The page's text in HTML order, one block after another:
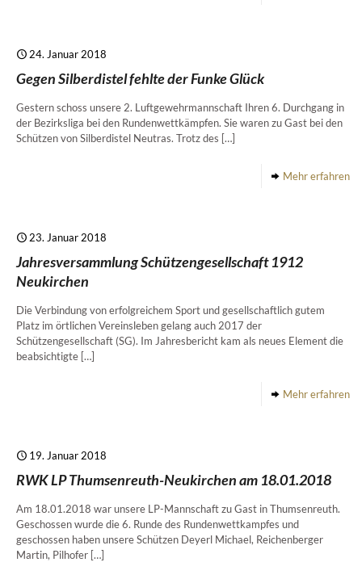
24. Januar 2018
Gegen Silberdistel fehlte der Funke Glück
Gestern schoss unsere 2. Luftgewehrmannschaft Ihren 6. Durchgang in
der Bezirksliga bei den Rundenwettkämpfen. Sie waren zu Gast bei den
Schützen von Silberdistel Neutras. Trotz des […]
Mehr erfahren
23. Januar 2018
Jahresversammlung Schützengesellschaft 1912
Neukirchen
Die Verbindung von erfolgreichem Sport und gesellschaftlich gutem
Platz im örtlichen Vereinsleben gelang auch 2017 der
Schützengesellschaft (SG). Im Jahresbericht kam als neues Element die
beabsichtigte […]
Mehr erfahren
19. Januar 2018
RWK LP Thumsenreuth-Neukirchen am 18.01.2018
Am 18.01.2018 war unsere LP-Mannschaft zu Gast in Thumsenreuth.
Geschossen wurde die 6. Runde des Rundenwettkampfes und
geschossen haben unsere Schützen Deyerl Michael, Reichenberger
Martin, Pilhofer […]